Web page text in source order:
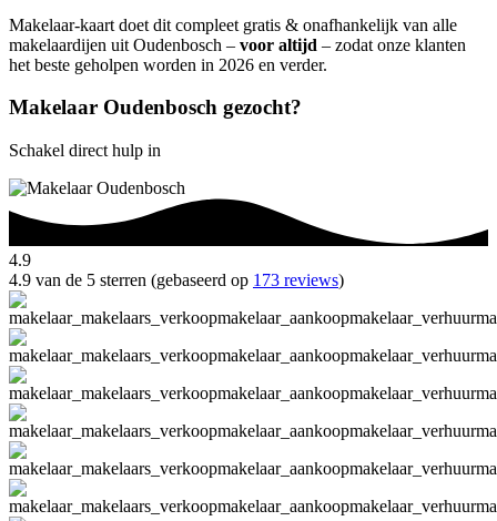
Makelaar-kaart doet dit compleet gratis & onafhankelijk van alle
makelaardijen uit Oudenbosch – voor altijd – zodat onze klanten
het beste geholpen worden in 2026 en verder.
Makelaar Oudenbosch gezocht?
Schakel direct hulp in
4.9
4.9 van de 5 sterren (gebaseerd op 173 reviews)